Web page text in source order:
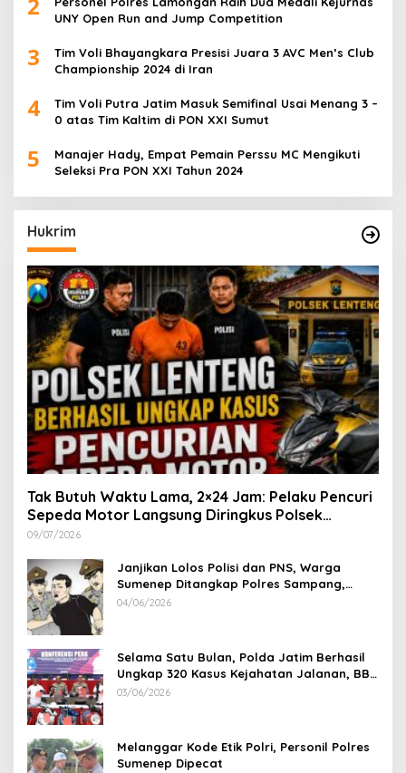
UNY Open Run and Jump Competition
3
Tim Voli Bhayangkara Presisi Juara 3 AVC Men’s Club
Championship 2024 di Iran
4
Tim Voli Putra Jatim Masuk Semifinal Usai Menang 3 –
0 atas Tim Kaltim di PON XXI Sumut
5
Manajer Hady, Empat Pemain Perssu MC Mengikuti
Seleksi Pra PON XXI Tahun 2024
Hukrim
Tak Butuh Waktu Lama, 2×24 Jam: Pelaku Pencuri
Sepeda Motor Langsung Diringkus Polsek
Lenteng di Wilayah Manding
09/07/2026
Janjikan Lolos Polisi dan PNS, Warga
Sumenep Ditangkap Polres Sampang,
Korban Rugi Rp 600 juta
04/06/2026
Selama Satu Bulan, Polda Jatim Berhasil
Ungkap 320 Kasus Kejahatan Jalanan, BB
100 Sepeda Motor dan 12 Mobil Diamankan
03/06/2026
Melanggar Kode Etik Polri, Personil Polres
Sumenep Dipecat